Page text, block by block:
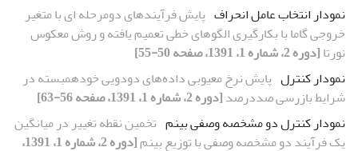
نمودار انتخاب عامل انحراف پایش فرآیندهای دومرحله ای با متغیر
خروجی گاما‏ با بکارگیری الگوهای خطی تعمیم یافته و روش معکوس
نورتا[دوره 2، شماره 1، 1391، صفحه 50-55]
نمودار کنترل پایش نرخ معیوبی داده‌های دودویی خودهمبسته در
شرایط بازرسی صددرصد[دوره 2، شماره 1، 1391، صفحه 56-63]
نمودار کنترل دو مشخصه وصفی بینم تخمین نقطه تغییر در میانگین
یک فرآیند دو مشخصه وصفی با توزیع بینم
[دوره 2، شماره 1، 1391،